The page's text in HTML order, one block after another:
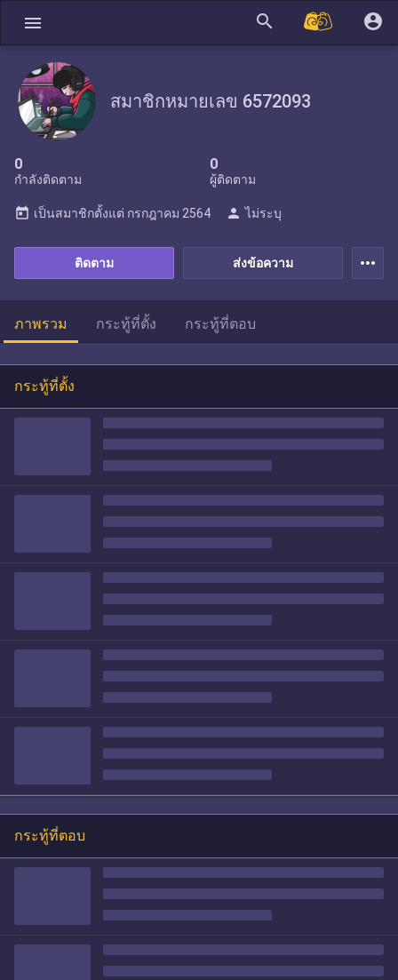
menu search account_circle
สมาชิกหมายเลข 6572093
0
กำลังติดตาม
0
ผู้ติดตาม
ส่งข้อความ
ติดตาม
today เป็นสมาชิกตั้งแต่ กรกฎาคม 2564 person ไม่ระบุ
more_horiz
ภาพรวม กระทู้ที่ตั้ง กระทู้ที่ตอบ
กระทู้ที่ตั้ง
กระทู้ที่ตอบ